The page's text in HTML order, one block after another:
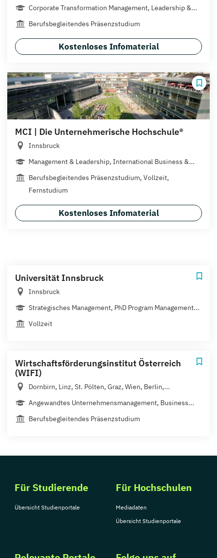
Corporate Transformation Management, Leadership &...
Berufsbegleitendes Präsenzstudium
Kostenloses Infomaterial
MCI | Die Unternehmerische Hochschule®
Innsbruck
Management & Leadership, International Business &...
Berufsbegleitendes Präsenzstudium, Vollzeit,
Fernstudium
Kostenloses Infomaterial
Universität Innsbruck
Innsbruck
Strategisches Management, PhD Program Management...
Vollzeit
Wirtschaftsförderungsinstitut Österreich
(WIFI)
Dornbirn, Linz, St. Pölten, Graz, Wien, Berlin,...
Angewandtes Unternehmensmanagement, Business...
Berufsbegleitendes Präsenzstudium
Für Studierende
Übersicht Studienportale
Für Hochschulen
Mediadaten
Übersicht Studienportale